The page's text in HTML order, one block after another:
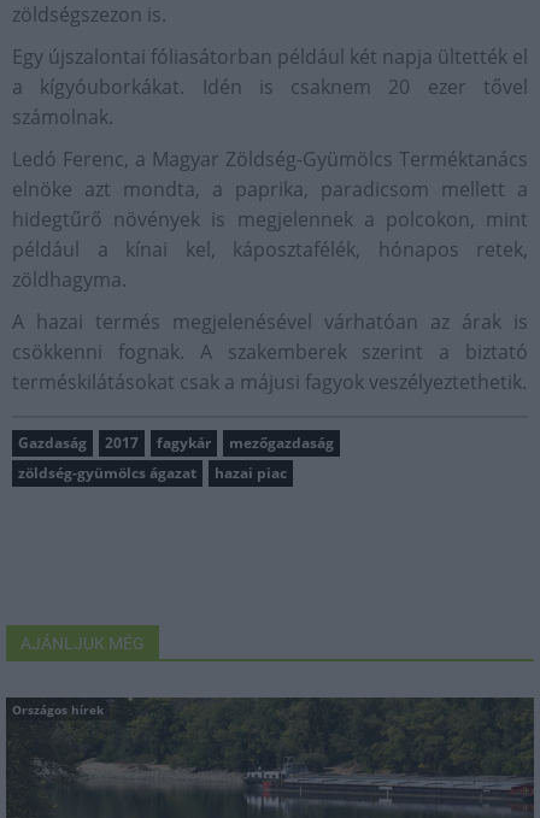
zöldségszezon is.
Egy újszalontai fóliasátorban például két napja ültették el
a kígyóuborkákat. Idén is csaknem 20 ezer tővel
számolnak.
Ledó Ferenc, a Magyar Zöldség-Gyümölcs Terméktanács
elnöke azt mondta, a paprika, paradicsom mellett a
hidegtűrő növények is megjelennek a polcokon, mint
például a kínai kel, káposztafélék, hónapos retek,
zöldhagyma.
A hazai termés megjelenésével várhatóan az árak is
csökkenni fognak. A szakemberek szerint a biztató
terméskilátásokat csak a májusi fagyok veszélyeztethetik.
Gazdaság 2017 fagykár
mezőgazdaság
zöldség-gyümölcs ágazat
hazai piac
AJÁNLJUK MÉG
Országos hírek